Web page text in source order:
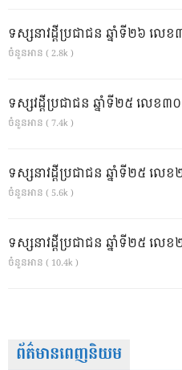
ទស្សនាវដ្ដីប្រជាជន ឆ្នាំទី២៦ លេ
ចំនួនអាន ( 2.8k )
ទស្សវដ្តីប្រជាជន ឆ្នាំទី២៥ លេខ
ចំនួនអាន ( 7.4k )
ទស្សនាវដ្ដីប្រជាជន ឆ្នាំទី២៥ លេ
ចំនួនអាន ( 5.6k )
ទស្សនាវដ្ដីប្រជាជន ឆ្នាំទី២៥ លេ
ចំនួនអាន ( 10.4k )
ព័ត៌មានពេញនិយម